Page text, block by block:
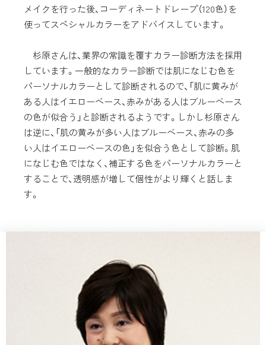
メイクを行った後、コーディネートドレープ（120色）を
使ってスペシャルカラーをアドバイスしています。
杉原さんは、業界の常識を覆すカラー診断方法を採用
しています。一般的なカラー診断では肌になじむ色を
パーソナルカラーとして診断されるので、「肌に黄みが
ある人はイエローベース、赤みがある人はブルーベース
の色が似合う」と診断されるようです。しかし杉原さん
は逆に、「肌の黄みが多い人はブルーベース、赤みの多
い人はイエローベースの色」を似合う色として診断。肌
になじむ色ではなく、補正する色をパーソナルカラーと
することで、透明感が増して個性がより輝くと話しま
す。